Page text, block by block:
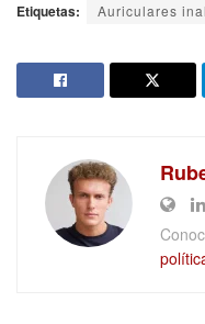
Etiquetas: Auriculares